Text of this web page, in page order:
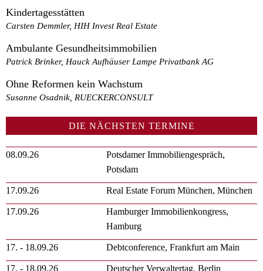
Kindertagesstätten
Carsten Demmler, HIH Invest Real Estate
Ambulante Gesundheitsimmobilien
Patrick Brinker, Hauck Aufhäuser Lampe Privatbank AG
Ohne Reformen kein Wachstum
Susanne Osadnik, RUECKERCONSULT
DIE NÄCHSTEN TERMINE
08.09.26
Potsdamer Immobiliengespräch,
Potsdam
17.09.26 Real Estate Forum München, München
17.09.26
Hamburger Immobilienkongress,
Hamburg
17. - 18.09.26 Debtconference, Frankfurt am Main
17. - 18.09.26 Deutscher Verwaltertag, Berlin